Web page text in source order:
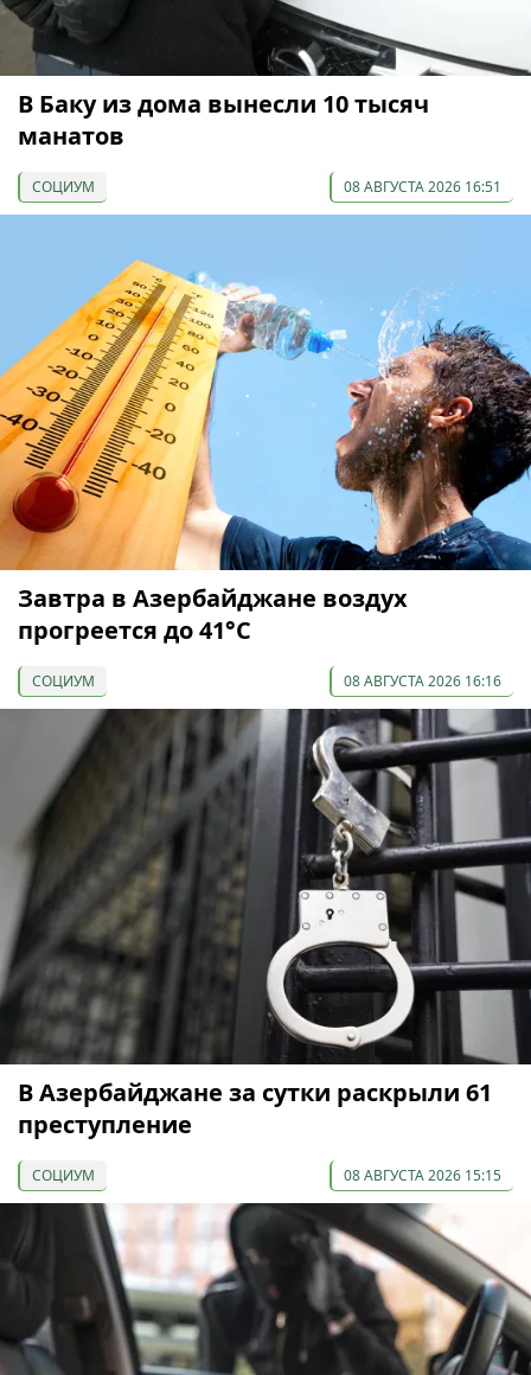
В Баку из дома вынесли 10 тысяч
манатов
СОЦИУМ 08 АВГУСТА 2026 16:51
Завтра в Азербайджане воздух
прогреется до 41°С
СОЦИУМ 08 АВГУСТА 2026 16:16
В Азербайджане за сутки раскрыли 61
преступление
СОЦИУМ 08 АВГУСТА 2026 15:15